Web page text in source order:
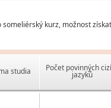
kurz, možnost
studia Počet povinných
jazyků